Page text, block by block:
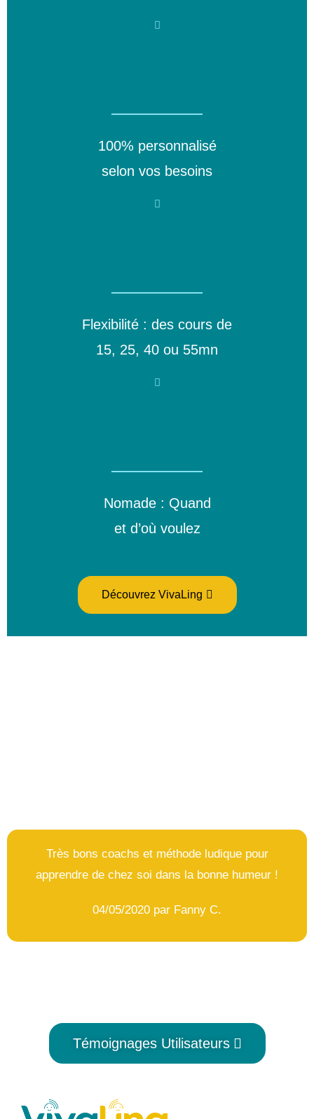
100% personnalisé
selon vos besoins
Flexibilité : des cours de
15, 25, 40 ou 55mn
Nomade : Quand
et d’où voulez
Découvrez VivaLing
Très bons coachs et méthode ludique pour
apprendre de chez soi dans la bonne humeur !
04/05/2020 par Fanny C.
Témoignages Utilisateurs